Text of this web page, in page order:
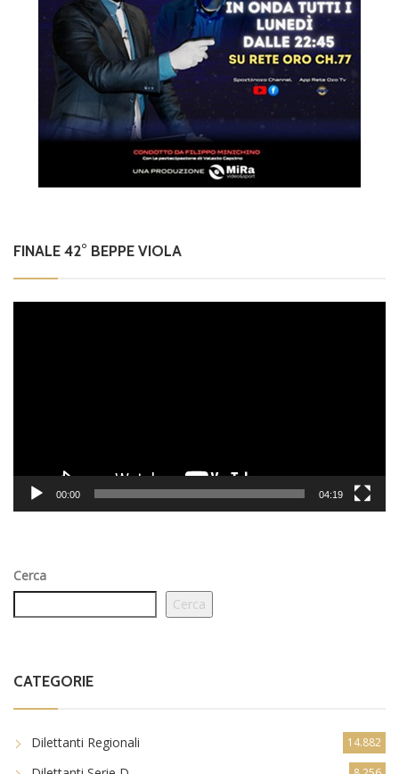
FINALE 42° BEPPE VIOLA
00:00 04:19
Cerca
Cerca
CATEGORIE
Dilettanti Regionali 14.882